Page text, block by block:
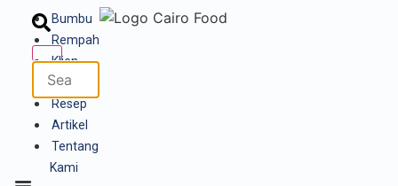
Bumbu
Rempah
Klien
Reseller
Resep
Artikel
Tentang
Kami